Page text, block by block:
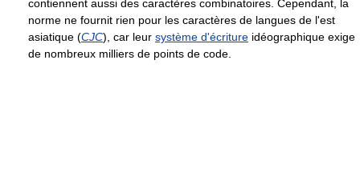
contiennent aussi des caractères combinatoires. Cependant, la
norme ne fournit rien pour les caractères de langues de l'est
asiatique (CJC), car leur système d'écriture idéographique exige
de nombreux milliers de points de code.